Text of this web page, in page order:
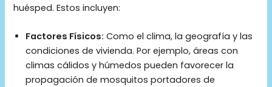
huésped. Estos incluyen:
Factores Físicos: Como el clima, la geografía y las
condiciones de vivienda. Por ejemplo, áreas con
climas cálidos y húmedos pueden favorecer la
propagación de mosquitos portadores de